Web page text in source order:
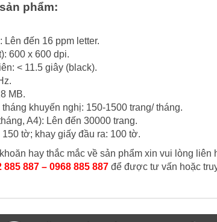
phẩm:
Lên đến 16 ppm letter.
600 x 600 dpi.
< 11.5 giây (black).
MB.
khuyến nghị: 150-1500 trang/ tháng.
A4): Lên đến 30000 trang.
tờ; khay giấy đầu ra: 100 tờ.
hay thắc mắc về sản phẩm xin vui lòng liên
885 887 – 0968 885 887 để được tư vấn hoặc